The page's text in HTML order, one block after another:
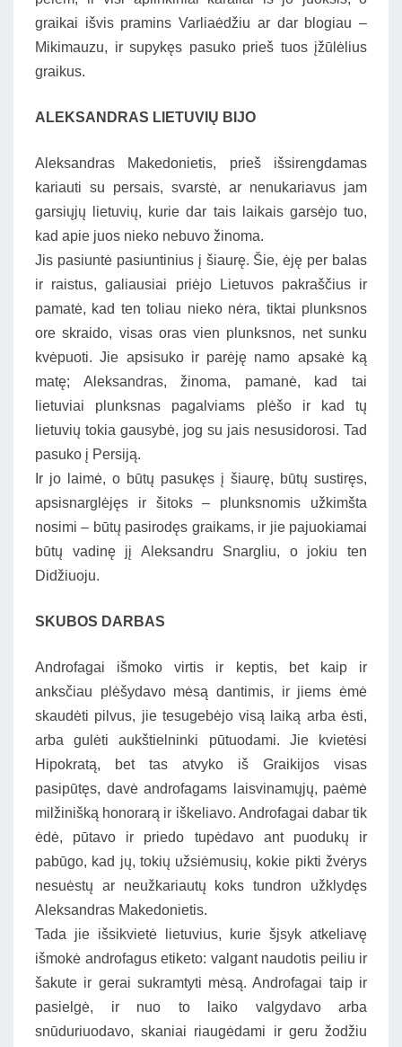
graikai išvis pramins Varliaėdžiu ar dar blogiau –
Mikimauzu, ir supykęs pasuko prieš tuos įžūlėlius
graikus.
ALEKSANDRAS LIETUVIŲ BIJO
Aleksandras Makedonietis, prieš išsirengdamas
kariauti su persais, svarstė, ar nenukariavus jam
garsiųjų lietuvių, kurie dar tais laikais garsėjo tuo,
kad apie juos nieko nebuvo žinoma.
Jis pasiuntė pasiuntinius į šiaurę. Šie, ėję per balas
ir raistus, galiausiai priėjo Lietuvos pakraščius ir
pamatė, kad ten toliau nieko nėra, tiktai plunksnos
ore skraido, visas oras vien plunksnos, net sunku
kvėpuoti. Jie apsisuko ir parėję namo apsakė ką
matę; Aleksandras, žinoma, pamanė, kad tai
lietuviai plunksnas pagalviams plėšo ir kad tų
lietuvių tokia gausybė, jog su jais nesusidorosi. Tad
pasuko į Persiją.
Ir jo laimė, o būtų pasukęs į šiaurę, būtų sustiręs,
apsisnarglėjęs ir šitoks – plunksnomis užkimšta
nosimi – būtų pasirodęs graikams, ir jie pajuokiamai
būtų vadinę jį Aleksandru Snargliu, o jokiu ten
Didžiuoju.
SKUBOS DARBAS
Androfagai išmoko virtis ir keptis, bet kaip ir
anksčiau plėšydavo mėsą dantimis, ir jiems ėmė
skaudėti pilvus, jie tesugebėjo visą laiką arba ėsti,
arba gulėti aukštielninki pūtuodami. Jie kvietėsi
Hipokratą, bet tas atvyko iš Graikijos visas
pasipūtęs, davė androfagams laisvinamųjų, paėmė
milžinišką honorarą ir iškeliavo. Androfagai dabar tik
ėdė, pūtavo ir priedo tupėdavo ant puodukų ir
pabūgo, kad jų, tokių užsiėmusių, kokie pikti žvėrys
nesuėstų ar neužkariautų koks tundron užklydęs
Aleksandras Makedonietis.
Tada jie išsikvietė lietuvius, kurie šjsyk atkeliavę
išmokė androfagus etiketo: valgant naudotis peiliu ir
šakute ir gerai sukramtyti mėsą. Androfagai taip ir
pasielgė, ir nuo to laiko valgydavo arba
snūduriuodavo, skaniai riaugėdami ir geru žodžiu